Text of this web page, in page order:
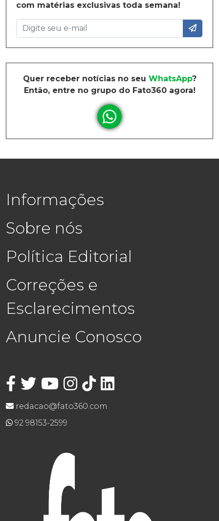
com matérias exclusivas toda semana!
Quer receber notícias no seu WhatsApp?
Então, entre no grupo do Fato360 agora!
Informações
Sobre nós
Política Editorial
Correções e
Esclarecimentos
Anuncie Conosco
redacao@fato360.com
92 98153-2599